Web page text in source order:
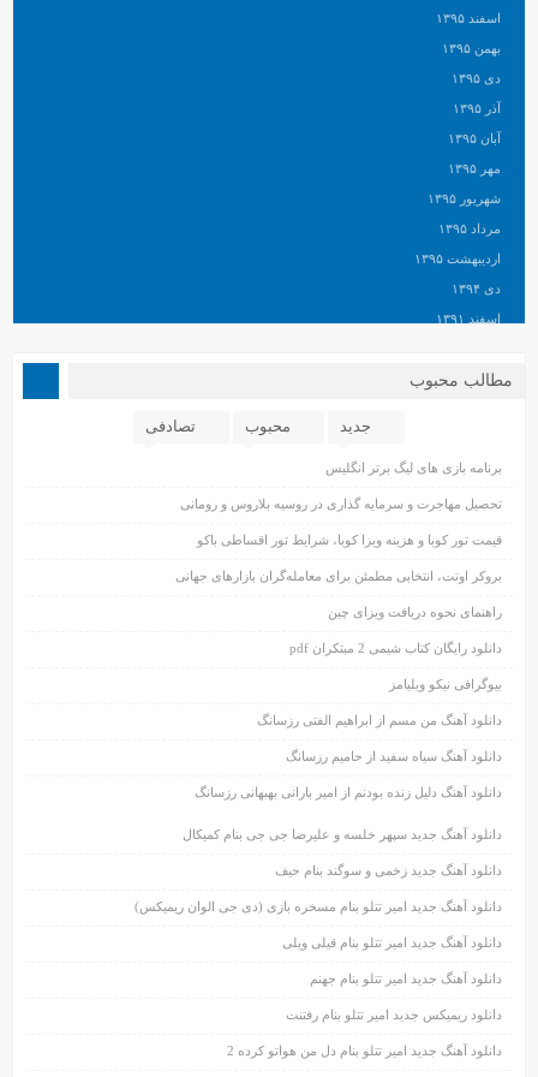
اسفند ۱۳۹۵
بهمن ۱۳۹۵
دی ۱۳۹۵
آذر ۱۳۹۵
آبان ۱۳۹۵
مهر ۱۳۹۵
شهریور ۱۳۹۵
مرداد ۱۳۹۵
اردیبهشت ۱۳۹۵
دی ۱۳۹۴
اسفند ۱۳۹۱
مطالب محبوب
جدید محبوب تصادفی
برنامه بازی های لیگ برتر انگلیس
تحصیل مهاجرت و سرمایه گذاری در روسیه بلاروس و رومانی
قیمت تور کوبا و هزینه ویزا کوبا، شرایط تور اقساطی باکو
بروکر اوتت، انتخابی مطمئن برای معامله‌گران بازارهای جهانی
راهنمای نحوه دریافت ویزای چین
دانلود رایگان کتاب شیمی 2 مبتکران pdf
بیوگرافی نیکو ویلیامز
دانلود آهنگ من مسم از ابراهیم الفتی رزسانگ
دانلود آهنگ سیاه سفید از حامیم رزسانگ
دانلود آهنگ دلیل زنده بودنم از امیر بارانی بهبهانی رزسانگ
دانلود آهنگ جدید سپهر خلسه و علیرضا جی جی بنام کمیکال
دانلود آهنگ جدید زخمی و سوگند بنام حیف
دانلود آهنگ جدید امیر تتلو بنام مسخره بازی (دی جی الوان ریمیکس)
دانلود آهنگ جدید امیر تتلو بنام قیلی ویلی
دانلود آهنگ جدید امیر تتلو بنام جهنم
دانلود ریمیکس جدید امیر تتلو بنام رفتنت
دانلود آهنگ جدید امیر تتلو بنام دل من هواتو کرده 2